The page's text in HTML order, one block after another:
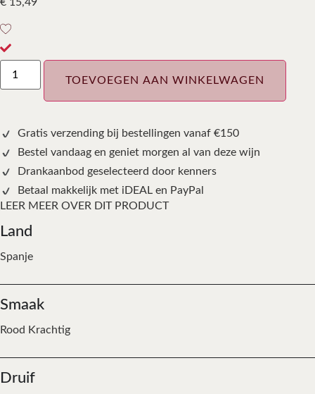
TOEVOEGEN AAN WINKELWAGEN
Gratis verzending bij bestellingen vanaf €150
Bestel vandaag en geniet morgen al van deze wijn
Drankaanbod geselecteerd door kenners
Betaal makkelijk met iDEAL en PayPal
LEER MEER OVER DIT PRODUCT
Land
Spanje
Smaak
Rood Krachtig
Druif